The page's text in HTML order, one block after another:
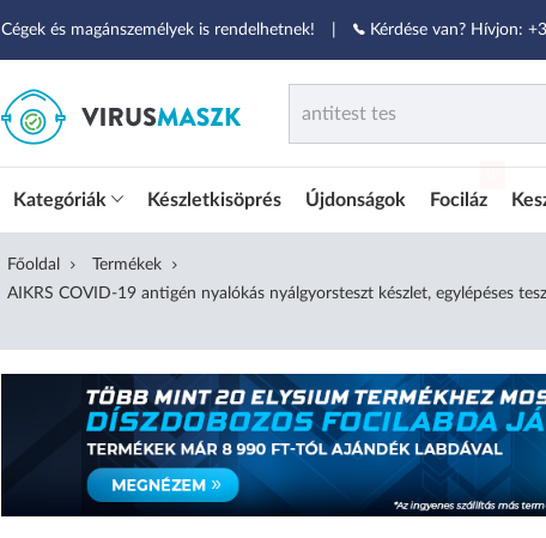
Cégek és magánszemélyek is rendelhetnek! Kérdése van? Hívjon:
Kategóriák Készletkisöprés Újdonságok Fociláz
Főoldal
Termékek
AIKRS COVID-19 antigén nyalókás nyálgyorsteszt készlet, egylépéses